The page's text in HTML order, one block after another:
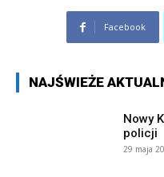
Facebook
NAJŚWIEŻE
Nowy
policji
29 maja